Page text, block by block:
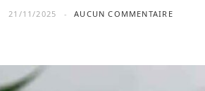
21/11/2025 AUCUN COMMENTAIRE